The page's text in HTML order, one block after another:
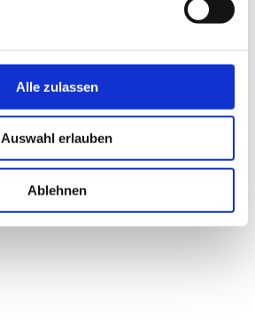
Alle zulassen
Auswahl erlauben
Ablehnen